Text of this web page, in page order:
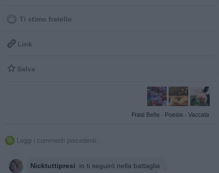
Ti stimo fratello
 Link
 Salva
Frasi Belle · Poesie · Vaccata
 Leggi i commenti precedenti...
Nicktuttipresi: io ti seguirò nella battaglia